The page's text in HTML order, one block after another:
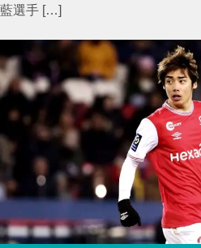
藍選手 […]